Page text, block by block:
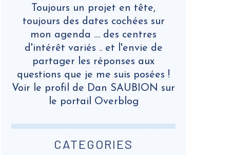
CATEGORIES
Toujours un projet en tête,
toujours des dates cochées sur
mon agenda .... des centres
d'intérêt variés .. et l'envie de
partager les réponses aux
questions que je me suis posées !
Voir le profil de Dan SAUBION sur
le portail Overblog